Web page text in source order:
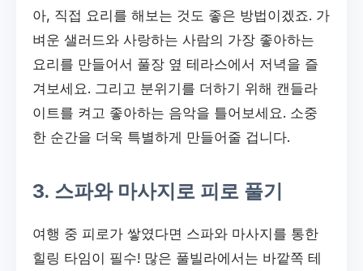
아, 직접 요리를 해보는 것도 좋은 방법이겠죠. 가
벼운 샐러드와 사랑하는 사람의 가장 좋아하는
요리를 만들어서 풀장 옆 테라스에서 저녁을 즐
겨보세요. 그리고 분위기를 더하기 위해 캔들라
이트를 켜고 좋아하는 음악을 틀어보세요. 소중
한 순간을 더욱 특별하게 만들어줄 겁니다.
3. 스파와 마사지로 피로 풀기
여행 중 피로가 쌓였다면 스파와 마사지를 통한
힐링 타임이 필수! 많은 풀빌라에서는 바깥쪽 테